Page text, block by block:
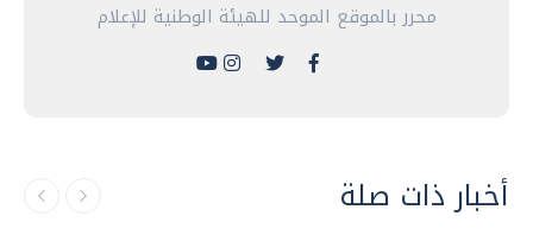
محرر بالموقع الموحد للهيئة الوطنية للإعلام
أخبار ذات صلة